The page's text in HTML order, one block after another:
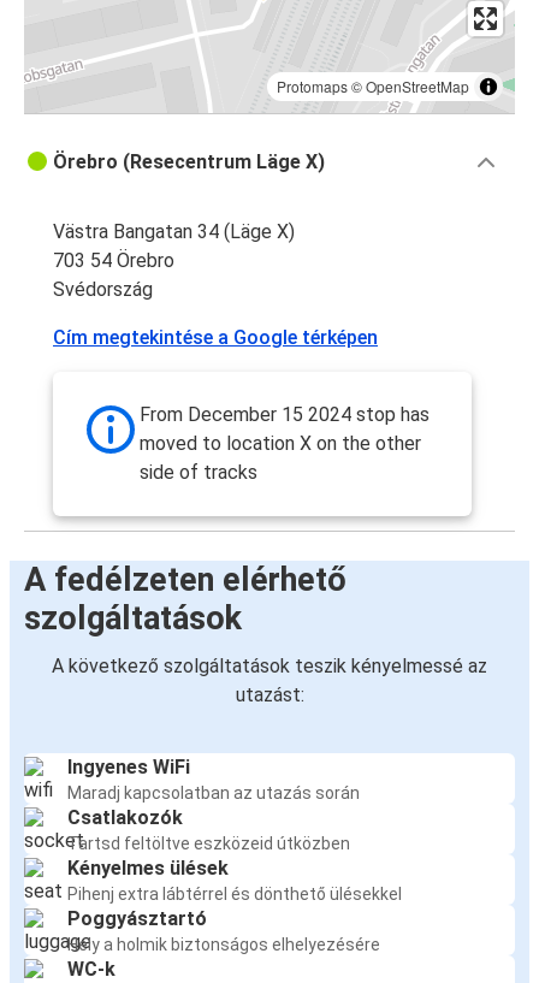
Protomaps©OpenStreetMap
Örebro (Resecentrum Läge X)
Västra Bangatan 34 (Läge X)
703 54 Örebro
Svédország
Cím megtekintése a Google térképen
From December 15 2024 stop has
moved to location X on the other
side of tracks
A fedélzeten elérhető
szolgáltatások
A következő szolgáltatások teszik kényelmessé az
utazást:
Ingyenes WiFi
Maradj kapcsolatban az utazás során
Csatlakozók
Tartsd feltöltve eszközeid útközben
Kényelmes ülések
Pihenj extra lábtérrel és dönthető ülésekkel
Poggyásztartó
Hely a holmik biztonságos elhelyezésére
WC-k